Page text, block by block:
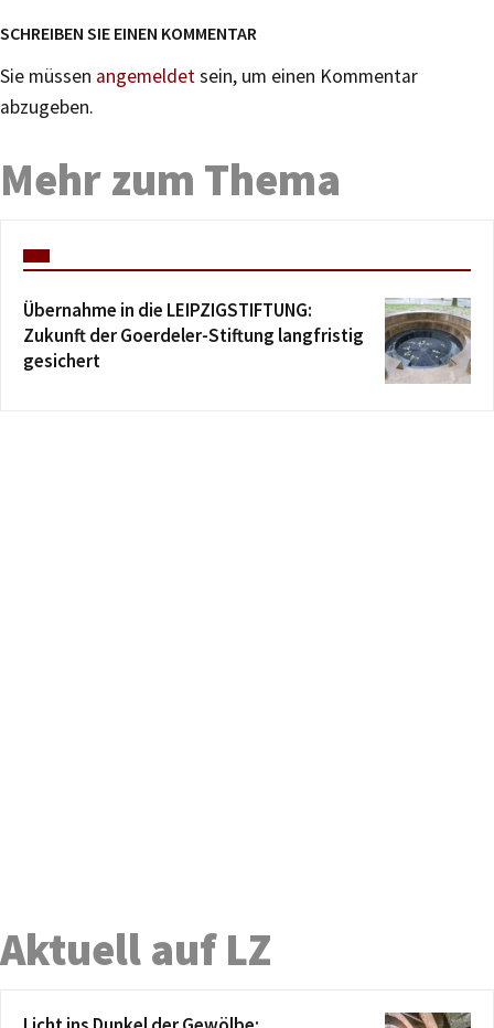
SCHREIBEN SIE EINEN KOMMENTAR
Sie müssen angemeldetsein, um einen Kommentar
abzugeben.
Mehr zum Thema
Übernahme in die LEIPZIGSTIFTUNG:
Zukunft der Goerdeler-Stiftung langfristig
gesichert
Aktuell auf LZ